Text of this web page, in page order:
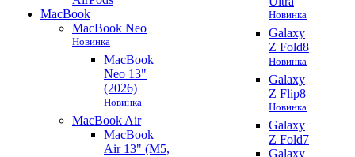
MacBook
MacBook Neo
Новинка
MacBook
Neo 13"
(2026)
Новинка
MacBook Air
MacBook
Air 13" (M5,
Новинка
Galaxy
Z Fold8
Новинка
Galaxy
Z Flip8
Новинка
Galaxy
Z Fold7
Galaxy